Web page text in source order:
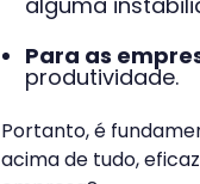
Para as
produtividade.
Portanto, é
acima de tudo,